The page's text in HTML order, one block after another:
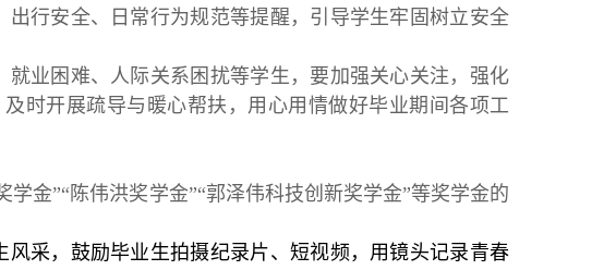
行安全、日常行为规范等提醒，引导学生牢固树立安全
业困难、人际关系困扰等学生，要加强关心关注，强化
时开展疏导与暖心帮扶，用心用情做好毕业期间各项工
金”“陈伟洪奖学金”“郭泽伟科技创新奖学金”等奖学金的
采，鼓励毕业生拍摄纪录片、短视频，用镜头记录青春